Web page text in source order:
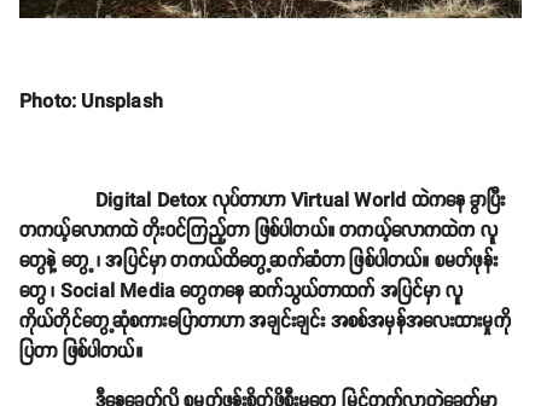
Photo: Unsplash
Digital Detox လုပ်တာဟာ Virtual World ထဲကနေ ခွာပြီး
တကယ့်လောကထဲ တိုးဝင်ကြည့်တာ ဖြစ်ပါတယ်။ တကယ့်လောကထဲက လူ
တွေနဲ့ တွေ့ ၊ အပြင်မှာ တကယ်ထိတွေ့ဆက်ဆံတာ ဖြစ်ပါတယ်။ စမတ်ဖုန်း
တွေ ၊ Social Media တွေကနေ ဆက်သွယ်တာထက် အပြင်မှာ လူ
ကိုယ်တိုင်တွေ့ဆုံစကားပြောတာဟာ အချင်းချင်း အစစ်အမှန်အလေးထားမှုကို
ပြတာ ဖြစ်ပါတယ်။